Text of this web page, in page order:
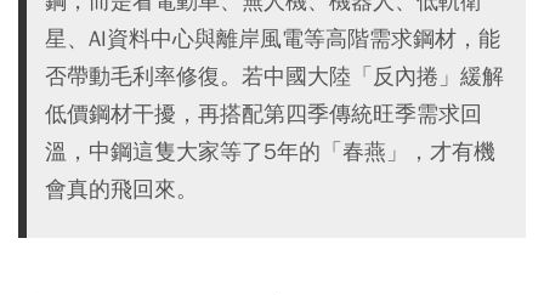
星、AI資料中心與離岸風電等高階需求鋼材，能
否帶動毛利率修復。若中國大陸「反內捲」緩解
低價鋼材干擾，再搭配第四季傳統旺季需求回
溫，中鋼這隻大家等了5年的「春燕」，才有機
會真的飛回來。